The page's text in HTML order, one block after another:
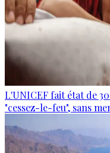
L'UNICEF fait état de
"cessez-le-feu", sans